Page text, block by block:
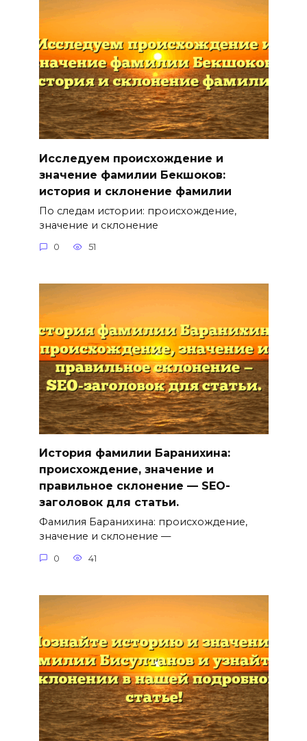
Исследуем происхождение и
значение фамилии Бекшоков:
история и склонение фамилии
По следам истории: происхождение,
значение и склонение
0 51
История фамилии Баранихина:
происхождение, значение и
правильное склонение — SEO-
заголовок для статьи.
Фамилия Баранихина: происхождение,
значение и склонение —
0 41